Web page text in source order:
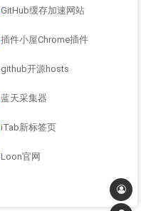
GitHub缓存加速网站
插件小屋Chrome插件
github开源hosts
蓝天采集器
iTab新标签页
Loon官网